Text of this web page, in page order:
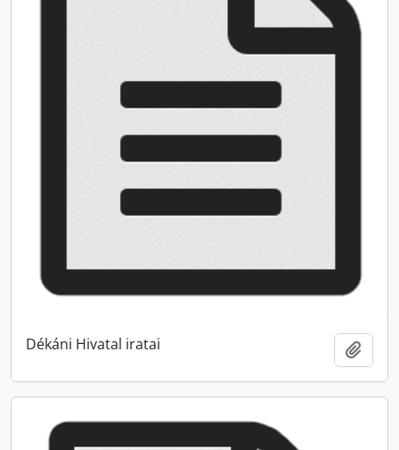
Dékáni Hivatal iratai